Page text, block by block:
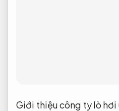
Giới thiệu công ty lò hơi